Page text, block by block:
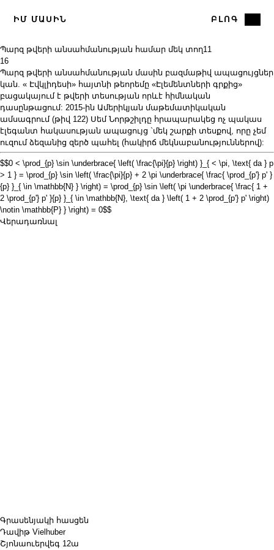
ԻՄ ՄԱՍԻՆ ԲԼՈԳ
Պարզ թվերի անսահմանության համար մեկ տող11
16
Պարզ թվերի անսահմանության մասին բազմաթիվ ապացույցներ
կան. « Էվկլիդեսի» հայտնի թեորեմը «Էլեմենտների գրքից»
բացակայում է թվերի տեսության որևէ հիմնական
դասընթացում: 2015-ին Ամերիկյան մաթեմատիկական
ամսագրում (թիվ 122) Սեմ Նորթշիլդը հրապարակեց ոչ պակաս
էլեգանտ հակասության ապացույց `մեկ շարքի տեսքով, որը չեմ
ուզում ձեզանից զերծ պահել (հակիրճ մեկնաբանություններով):
$$0 < \prod_{p} \sin \underbrace{ \left( \frac{\pi}{p} \right) }_{ < \pi, \text{ da } p
> 1 } = \prod_{p} \sin \left( \frac{\pi}{p} + 2 \pi \underbrace{ \frac{ \prod_{p'} p' }
{p} }_{ \in \mathbb{N} } \right) = \prod_{p} \sin \left( \pi \underbrace{ \frac{ 1 +
2 \prod_{p'} p' }{p} }_{ \in \mathbb{N}, \text{ da } \left( 1 + 2 \prod_{p'} p' \right)
\notin \mathbb{P} } \right) = 0$$
Վերադառնալ
Գրասենյակի հասցեն
Դավիթ Vielhuber
Շյոնաուերվեգ 12ա